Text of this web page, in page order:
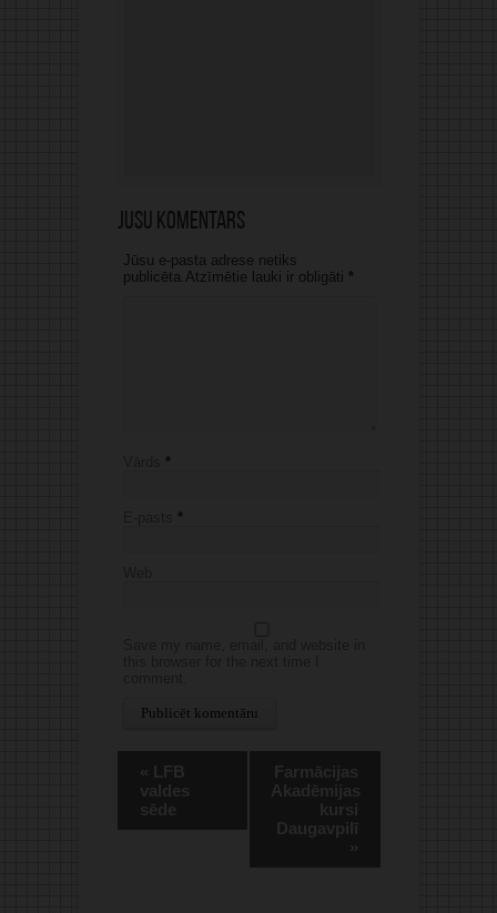
Jūsu komentārs
Jūsu e-pasta adrese netiks
publicēta.Atzīmētie lauki ir obligāti *
*
*